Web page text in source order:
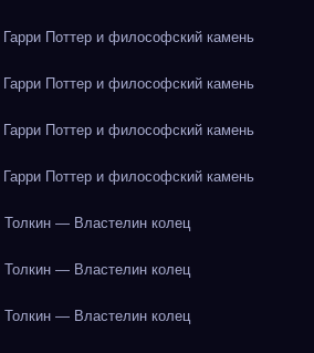
Поттер и философский камень
Поттер и философский камень
Поттер и философский камень
Поттер и философский камень
— Властелин колец
— Властелин колец
— Властелин колец